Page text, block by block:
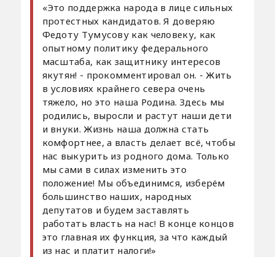
«Это поддержка народа в лице сильных
протестных кандидатов. Я доверяю
Федоту Тумусову как человеку, как
опытному политику федерального
масштаба, как защитнику интересов
якутян! - прокомментировал он. - Жить
в условиях крайнего севера очень
тяжело, но это наша Родина. Здесь мы
родились, выросли и растут наши дети
и внуки. Жизнь наша должна стать
комфортнее, а власть делает всё, чтобы
нас выкурить из родного дома. Только
мы сами в силах изменить это
положение! Мы объединимся, изберём
большинство наших, народных
депутатов и будем заставлять
работать власть на нас! В конце концов
это главная их функция, за что каждый
из нас и платит налоги!»